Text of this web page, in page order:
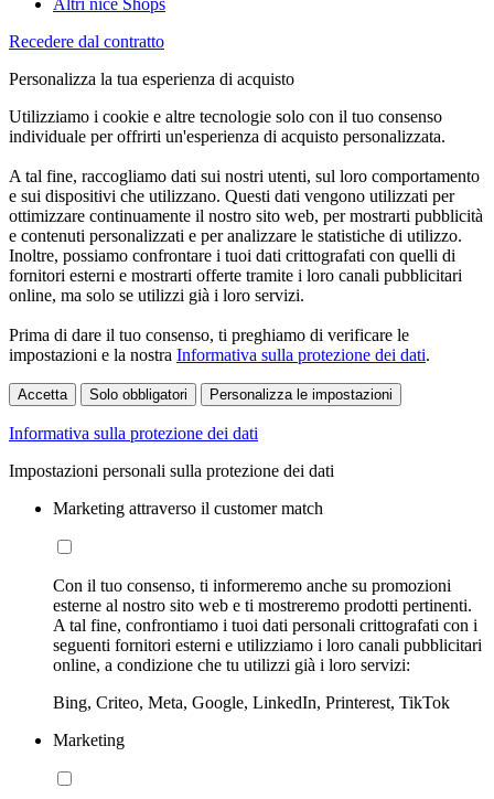
Altri nice Shops
Recedere dal contratto
Personalizza la tua esperienza di acquisto
Utilizziamo i cookie e altre tecnologie solo con il tuo consenso
individuale per offrirti un'esperienza di acquisto personalizzata.
A tal fine, raccogliamo dati sui nostri utenti, sul loro comportamento
e sui dispositivi che utilizzano. Questi dati vengono utilizzati per
ottimizzare continuamente il nostro sito web, per mostrarti pubblicità
e contenuti personalizzati e per analizzare le statistiche di utilizzo.
Inoltre, possiamo confrontare i tuoi dati crittografati con quelli di
fornitori esterni e mostrarti offerte tramite i loro canali pubblicitari
online, ma solo se utilizzi già i loro servizi.
Prima di dare il tuo consenso, ti preghiamo di verificare le
impostazioni e la nostra Informativa sulla protezione dei dati.
Accetta Solo obbligatori Personalizza le impostazioni
Informativa sulla protezione dei dati
Impostazioni personali sulla protezione dei dati
Marketing attraverso il customer match
Con il tuo consenso, ti informeremo anche su promozioni
esterne al nostro sito web e ti mostreremo prodotti pertinenti.
A tal fine, confrontiamo i tuoi dati personali crittografati con i
seguenti fornitori esterni e utilizziamo i loro canali pubblicitari
online, a condizione che tu utilizzi già i loro servizi:
Bing, Criteo, Meta, Google, LinkedIn, Printerest, TikTok
Marketing